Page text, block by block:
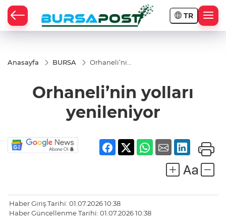
TR
Anasayfa BURSA
Orhaneli’nin
Orhaneli’nin yolları
yenileniyor
Haber Giriş Tarihi: 01.07.2026 10:38
Haber Güncellenme Tarihi: 01.07.2026 10:38